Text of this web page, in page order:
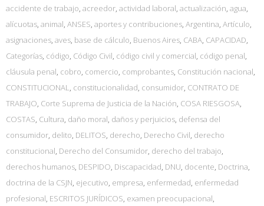
accidente de trabajo, acreedor, actividad laboral, actualización, agua,
alícuotas, animal, ANSES, aportes y contribuciones, Argentina, Artículo,
asignaciones, aves, base de cálculo, Buenos Aires, CABA, CAPACIDAD,
Categorías, código, Código Civil, código civil y comercial, código penal,
cláusula penal, cobro, comercio, comprobantes, Constitución nacional,
CONSTITUCIONAL, constitucionalidad, consumidor, CONTRATO DE
TRABAJO, Corte Suprema de Justicia de la Nación, COSA RIESGOSA,
COSTAS, Cultura, daño moral, daños y perjuicios, defensa del
consumidor, delito, DELITOS, derecho, Derecho Civil, derecho
constitucional, Derecho del Consumidor, derecho del trabajo,
derechos humanos, DESPIDO, Discapacidad, DNU, docente, Doctrina,
doctrina de la CSJN, ejecutivo, empresa, enfermedad, enfermedad
profesional, ESCRITOS JURÍDICOS, examen preocupacional,